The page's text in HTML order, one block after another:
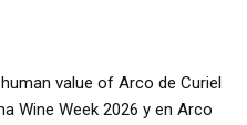
value of Arco de Curiel
Wine Week 2026 y en Arco